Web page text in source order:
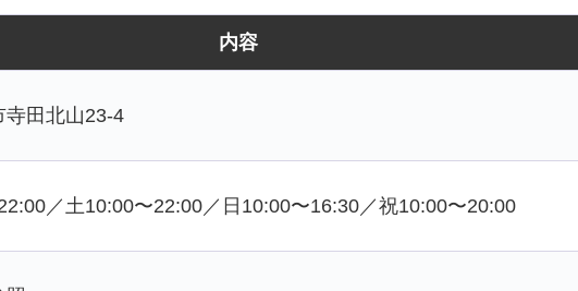
内容
寺田北山23-4
／土10:00〜22:00／日10:00〜16:30／祝10:00〜20:00